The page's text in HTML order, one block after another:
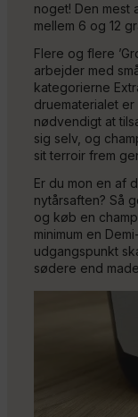
noget! Den mest
mellem 6 og 12
Flere og flere
arbejder med
kategorierne
druematerialet
nødvendigt at
sig selv, og
sit terroir frem
Er du mon en af
nytårsaften? Så
og køb en
minimum en
udgangspunkt
sødere end